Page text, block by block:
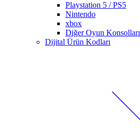
Playstation 5 / PS5
Nintendo
xbox
Diğer Oyun Konsolları
Dijital Ürün Kodları